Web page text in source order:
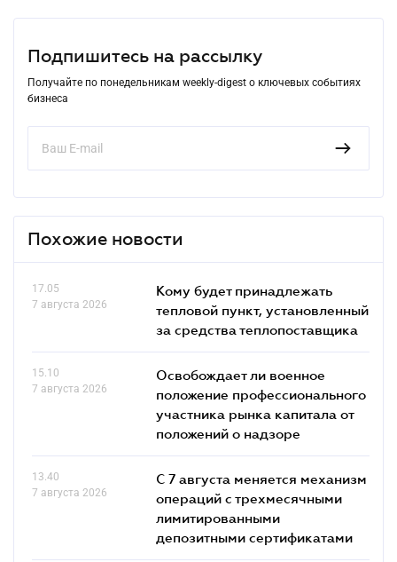
Подпишитесь на рассылку
Получайте по понедельникам weekly-digest о ключевых событиях
бизнеса
Похожие новости
17.05
7 августа 2026
Кому будет принадлежать
тепловой пункт, установленный
за средства теплопоставщика
15.10
7 августа 2026
Освобождает ли военное
положение профессионального
участника рынка капитала от
положений о надзоре
13.40
7 августа 2026
С 7 августа меняется механизм
операций с трехмесячными
лимитированными
депозитными сертификатами